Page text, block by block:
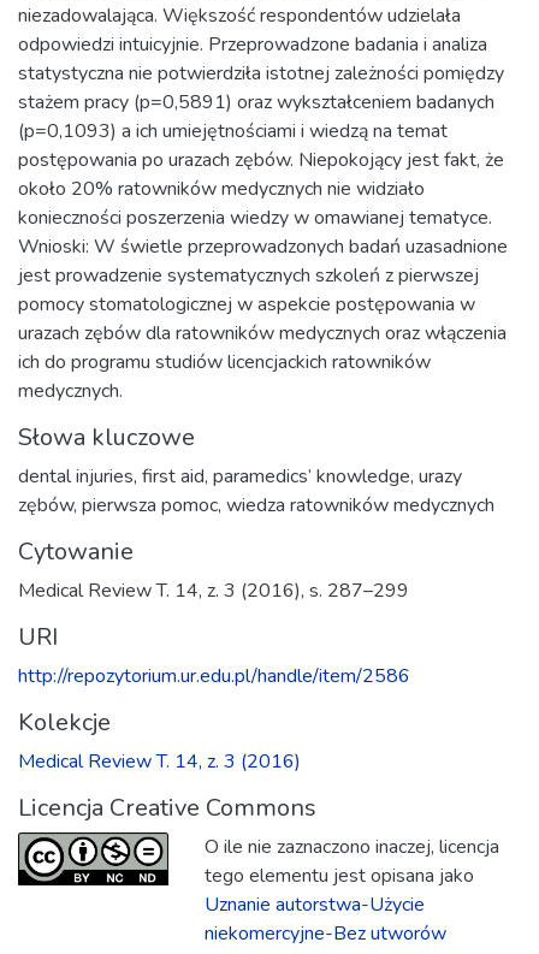
niezadowalająca. Większość respondentów udzielała
odpowiedzi intuicyjnie. Przeprowadzone badania i analiza
statystyczna nie potwierdziła istotnej zależności pomiędzy
stażem pracy (p=0,5891) oraz wykształceniem badanych
(p=0,1093) a ich umiejętnościami i wiedzą na temat
postępowania po urazach zębów. Niepokojący jest fakt, że
około 20% ratowników medycznych nie widziało
konieczności poszerzenia wiedzy w omawianej tematyce.
Wnioski: W świetle przeprowadzonych badań uzasadnione
jest prowadzenie systematycznych szkoleń z pierwszej
pomocy stomatologicznej w aspekcie postępowania w
urazach zębów dla ratowników medycznych oraz włączenia
ich do programu studiów licencjackich ratowników
medycznych.
Słowa kluczowe
dental injuries, first aid, paramedics’ knowledge, urazy
zębów, pierwsza pomoc, wiedza ratowników medycznych
Cytowanie
Medical Review T. 14, z. 3 (2016), s. 287–299
URI
http://repozytorium.ur.edu.pl/handle/item/2586
Kolekcje
Medical Review T. 14, z. 3 (2016)
Licencja Creative Commons
O ile nie zaznaczono inaczej, licencja
tego elementu jest opisana jako
Uznanie autorstwa-Użycie
niekomercyjne-Bez utworów